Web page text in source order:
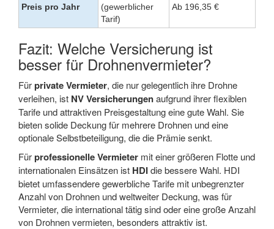
Preis pro Jahr
(gewerblicher
Tarif)
Ab 196,35 €
Fazit: Welche Versicherung ist
besser für Drohnenvermieter?
Fürprivate Vermieter, die nur gelegentlich ihre Drohne
verleihen, ist NV Versicherungenaufgrund ihrer flexiblen
Tarife und attraktiven Preisgestaltung eine gute Wahl. Sie
bieten solide Deckung für mehrere Drohnen und eine
optionale Selbstbeteiligung, die die Prämie senkt.
Fürprofessionelle Vermieter mit einer größeren Flotte und
internationalen Einsätzen ist HDIdie bessere Wahl. HDI
bietet umfassendere gewerbliche Tarife mit unbegrenzter
Anzahl von Drohnen und weltweiter Deckung, was für
Vermieter, die international tätig sind oder eine große Anzahl
von Drohnen vermieten, besonders attraktiv ist.